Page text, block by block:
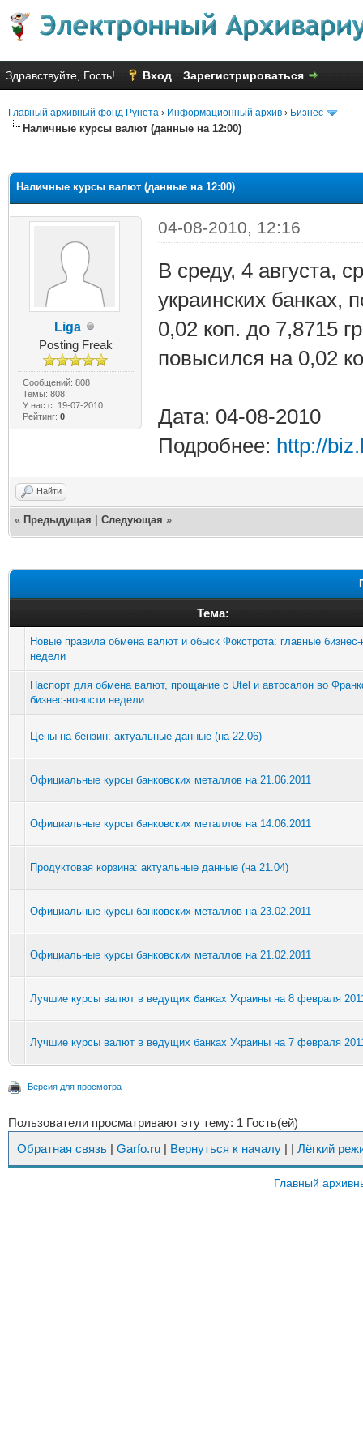
Здравствуйте, Гость! Вход Зарегистрироваться
Главный архивный фонд Рунета › Информационный архив › Бизнес
Наличные курсы валют (данные на 12:00)
Наличные курсы валют (данные на 12:00)
Liga
Posting Freak
Сообщений: 808
Темы: 808
У нас с: 19-07-2010
Рейтинг: 0
04-08-2010, 12:16
В среду, 4 августа,
украинских банках,
0,02 коп. до 7,8715
повысился на 0,02
Дата: 04-08-2010
Подробнее: http://
Найти
« Предыдущая Следующая »
Тема:
Новые правила обмена валют и обыск Фокстрота: главные бизнес-
недели
Паспорт для обмена валют, прощание с Utel и автосалон во
бизнес-новости недели
Цены на бензин: актуальные данные (на 22.06)
Официальные курсы банковских металлов на 21.06.2011
Официальные курсы банковских металлов на 14.06.2011
Продуктовая корзина: актуальные данные (на 21.04)
Официальные курсы банковских металлов на 23.02.2011
Официальные курсы банковских металлов на 21.02.2011
Лучшие курсы валют в ведущих банках Украины на 8 февраля
Лучшие курсы валют в ведущих банках Украины на 7 февраля
Версия для просмотра
Пользователи просматривают эту тему: 1 Гость(ей)
Обратная связь | Garfo.ru | Вернуться к началу | | Лёгкий
Главный